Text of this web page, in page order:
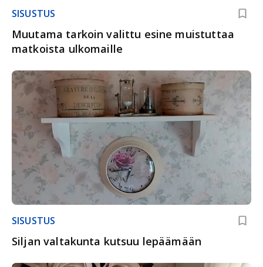
SISUSTUS
Muutama tarkoin valittu esine muistuttaa
matkoista ulkomaille
SISUSTUS
Siljan valtakunta kutsuu lepäämään